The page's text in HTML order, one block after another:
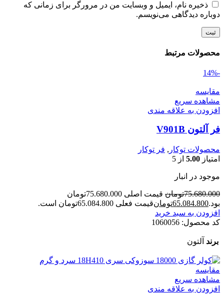
ذخیره نام، ایمیل و وبسایت من در مرورگر برای زمانی که
دوباره دیدگاهی می‌نویسم.
محصولات مرتبط
-14%
مقایسه
مشاهده سریع
افزودن به علاقه مندی
فر آلتون V901B
محصولات توکار , فر توکار
امتیاز 5.00 از 5
موجود در انبار
75.680.000تومان
قیمت اصلی 75.680.000تومان
بود.65.084.800تومانقیمت فعلی 65.084.800تومان است.
افزودن به سبد خرید
کد محصول: 1060056
برند آلتون
مقایسه
مشاهده سریع
افزودن به علاقه مندی